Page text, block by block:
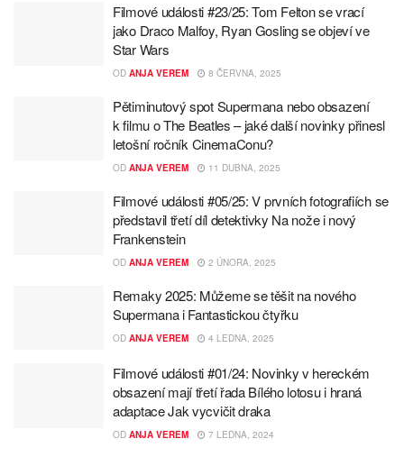
Filmové události #23/25: Tom Felton se vrací
jako Draco Malfoy, Ryan Gosling se objeví ve
Star Wars
OD ANJA VEREM 8 ČERVNA, 2025
Pětiminutový spot Supermana nebo obsazení
k filmu o The Beatles – jaké další novinky přinesl
letošní ročník CinemaConu?
OD ANJA VEREM 11 DUBNA, 2025
Filmové události #05/25: V prvních fotografiích se
představil třetí díl detektivky Na nože i nový
Frankenstein
OD ANJA VEREM 2 ÚNORA, 2025
Remaky 2025: Můžeme se těšit na nového
Supermana i Fantastickou čtyřku
OD ANJA VEREM 4 LEDNA, 2025
Filmové události #01/24: Novinky v hereckém
obsazení mají třetí řada Bílého lotosu i hraná
adaptace Jak vycvičit draka
OD ANJA VEREM 7 LEDNA, 2024